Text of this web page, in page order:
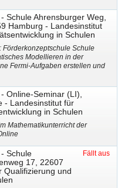
- Schule Ahrensburger Weg,
Hamburg - Landesinstitut
in Schulen
Förderkonzeptschule Schule
Modellieren in der
Fermi-Aufgaben erstellen und
- Online-Seminar (LI),
- Landesinstitut für
in Schulen
Mathematikunterricht der
- Schule
17, 22607
Qualifizierung und
Fällt aus